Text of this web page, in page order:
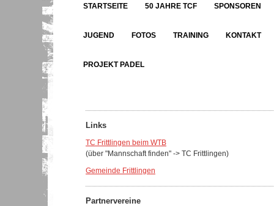
STARTSEITE 50 JAHRE TCF SPONSOREN
JUGEND FOTOS TRAINING KONTAKT
PROJEKT PADEL
Links
TC Frittlingen beim WTB
(über "Mannschaft finden" -> TC Frittlingen)
Gemeinde Frittlingen
Partnervereine